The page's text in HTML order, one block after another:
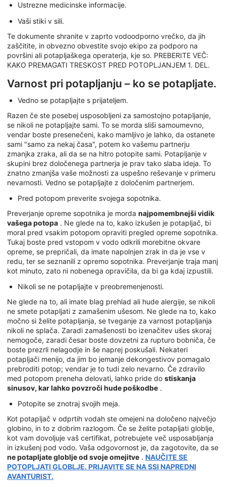
Ustrezne medicinske informacije.
Vaši stiki v sili.
Te dokumente shranite v zaprto vodoodporno vrečko, da jih
zaščitite, in obvezno obvestite svojo ekipo za podporo na
površini ali potapljaškega operaterja, kje so. PREBERITE VEČ:
KAKO PREMAGATI TRESKOST PRED POTOPLJANJEM 1. DEL.
Varnost pri potapljanju – ko se potapljate.
Vedno se potapljajte s prijateljem.
Razen če ste posebej usposobljeni za samostojno potapljanje,
se nikoli ne potapljajte sami. To se morda sliši samoumevno,
vendar boste presenečeni, kako mamljivo je lahko, da ostanete
sami "samo za nekaj časa", potem ko vašemu partnerju
zmanjka zraka, ali da se na hitro potopite sami. Potapljanje v
skupini brez določenega partnerja je prav tako slaba ideja. To
znatno zmanjša vaše možnosti za uspešno reševanje v primeru
nevarnosti. Vedno se potapljajte z določenim partnerjem.
Pred potopom preverite svojega sopotnika.
Preverjanje opreme sopotnika je morda najpomembnejši vidik
vašega potopa . Ne glede na to, kako izkušen je potapljač, bi
moral pred vsakim potopom opraviti pregled opreme sopotnika.
Tukaj boste pred vstopom v vodo odkrili morebitne okvare
opreme, se prepričali, da imate napolnjen zrak in da je vse v
redu, ter se seznanili z opremo sopotnika. Preverjanje traja manj
kot minuto, zato ni nobenega opravičila, da bi ga kdaj izpustili.
Nikoli se ne potapljajte v preobremenjenosti.
Ne glede na to, ali imate blag prehlad ali hude alergije, se nikoli
ne smete potapljati z zamašenim ušesom. Ne glede na to, kako
močno si želite potapljanja, se tveganje za varnost potapljanja
nikoli ne splača. Zaradi zamašenosti bo izenačitev ušes skoraj
nemogoče, zaradi česar boste dovzetni za rupturo bobniča, če
boste prezrli nelagodje in še naprej poskušali. Nekateri
potapljači menijo, da jim bo jemanje dekongestivov pomagalo
prebroditi potop; vendar je to tudi zelo nevarno. Če zdravilo
med potopom preneha delovati, lahko pride do stiskanja
sinusov, kar lahko povzroči hude poškodbe .
Potopite se znotraj svojih meja.
Kot potapljač v odprtih vodah ste omejeni na določeno največjo
globino, in to z dobrim razlogom. Če se želite potapljati globlje,
kot vam dovoljuje vaš certifikat, potrebujete več usposabljanja
in izkušenj pod vodo. Vaša odgovornost je, da zagotovite, da se
ne potapljate globlje od svoje omejitve . NAUČITE SE
POTOPLJATI GLOBLJE. PRIJAVITE SE NA SSI NAPREDNI
AVANTURIST.